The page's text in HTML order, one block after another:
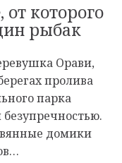
которого
рыбак
Орави,
пролива
парка
домики